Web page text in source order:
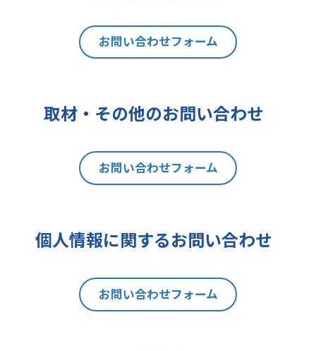
正、追加又は削除、利用の停止、消
去及び第三者への提供の停止（以下
「開示等」といいます。）を請求す
は、後述の消費者相談・苦情窓口に
本手続きにあたり、貴方がご本人で
あることを確認させて頂きますこと
をご了承下さい。
ご提出頂く個人情報について、開示
利を有します。
(1)取扱いの制限を要求する権利
お問い合わせフォーム
取材・その他のお問い合わせ
お問い合わせフォーム
個人情報に関するお問い合わせ
お問い合わせフォーム